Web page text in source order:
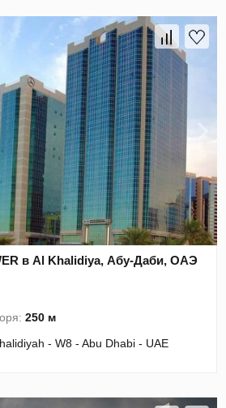
в Al Khalidiya, Абу-Даби, ОАЭ
250 м
- W8 - Abu Dhabi - UAE